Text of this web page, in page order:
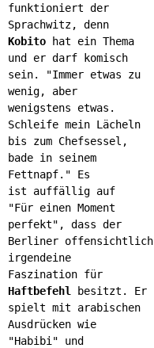
funktioniert der
Sprachwitz, denn
Kobito
hat ein Thema
und er darf komisch
sein. "Immer etwas zu
wenig, aber
wenigstens etwas.
Schleife mein Lächeln
bis zum Chefsessel,
bade in seinem
Fettnapf." Es
ist auffällig auf
"Für einen Moment
perfekt", dass der
Berliner offensichtlich
irgendeine
Faszination für
Haftbefehl
besitzt. Er
spielt mit arabischen
Ausdrücken wie
"Habibi" und